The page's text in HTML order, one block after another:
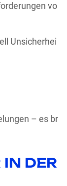
vo
Unsicherhei
– es br
DER